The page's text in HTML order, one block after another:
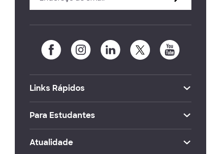
Links Rápidos
Para Estudantes
Atualidade